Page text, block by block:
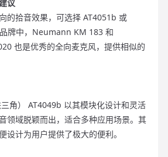
议
的拾音效果，可选择 AT4051b 或
牌中，Neumann KM 183 和
也是优秀的全向麦克风，提供相似的
角） AT4049b 以其模块化设计和灵活
领域脱颖而出，适合多种应用场景。其
设计为用户提供了极大的便利。